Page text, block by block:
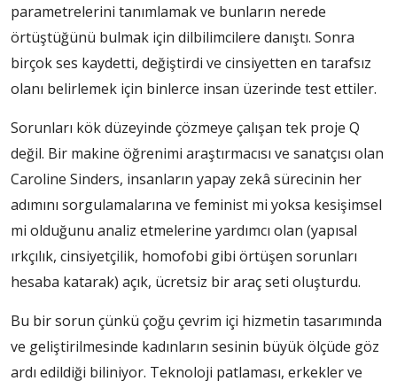
parametrelerini tanımlamak ve bunların nerede
örtüştüğünü bulmak için dilbilimcilere danıştı. Sonra
birçok ses kaydetti, değiştirdi ve cinsiyetten en tarafsız
olanı belirlemek için binlerce insan üzerinde test ettiler.
Sorunları kök düzeyinde çözmeye çalışan tek proje Q
değil. Bir makine öğrenimi araştırmacısı ve sanatçısı olan
Caroline Sinders, insanların yapay zekâ sürecinin her
adımını sorgulamalarına ve feminist mi yoksa kesişimsel
mi olduğunu analiz etmelerine yardımcı olan (yapısal
ırkçılık, cinsiyetçilik, homofobi gibi örtüşen sorunları
hesaba katarak) açık, ücretsiz bir araç seti oluşturdu.
Bu bir sorun çünkü çoğu çevrim içi hizmetin tasarımında
ve geliştirilmesinde kadınların sesinin büyük ölçüde göz
ardı edildiği biliniyor. Teknoloji patlaması, erkekler ve